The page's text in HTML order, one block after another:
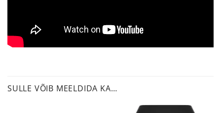
SULLE VÕIB MEELDIDA KA…